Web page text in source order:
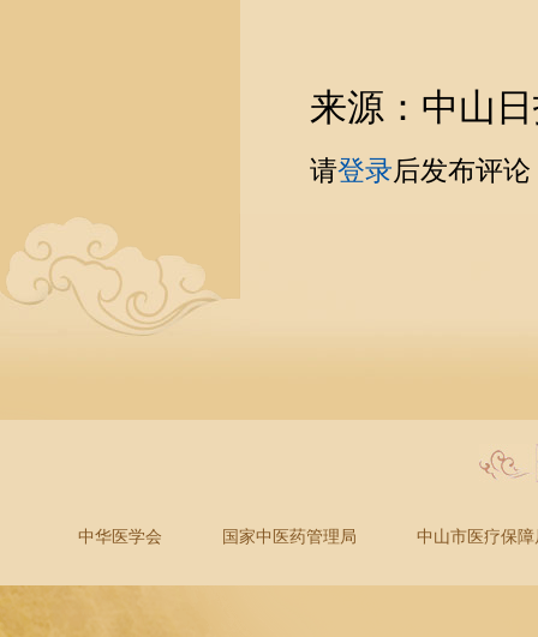
来源：中山
请登录后发布评论
中华医学会 国家中医药管理局 中山市医疗保障